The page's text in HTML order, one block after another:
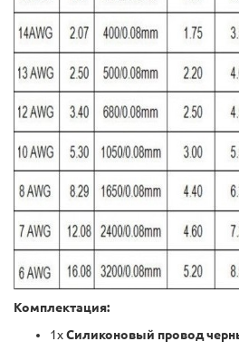
Комплектация:
1xСиликоновый провод